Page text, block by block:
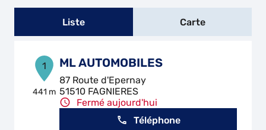
Liste Carte
1
441 m
ML AUTOMOBILES
87 Route d'Epernay
51510 FAGNIERES
Fermé aujourd'hui
Téléphone